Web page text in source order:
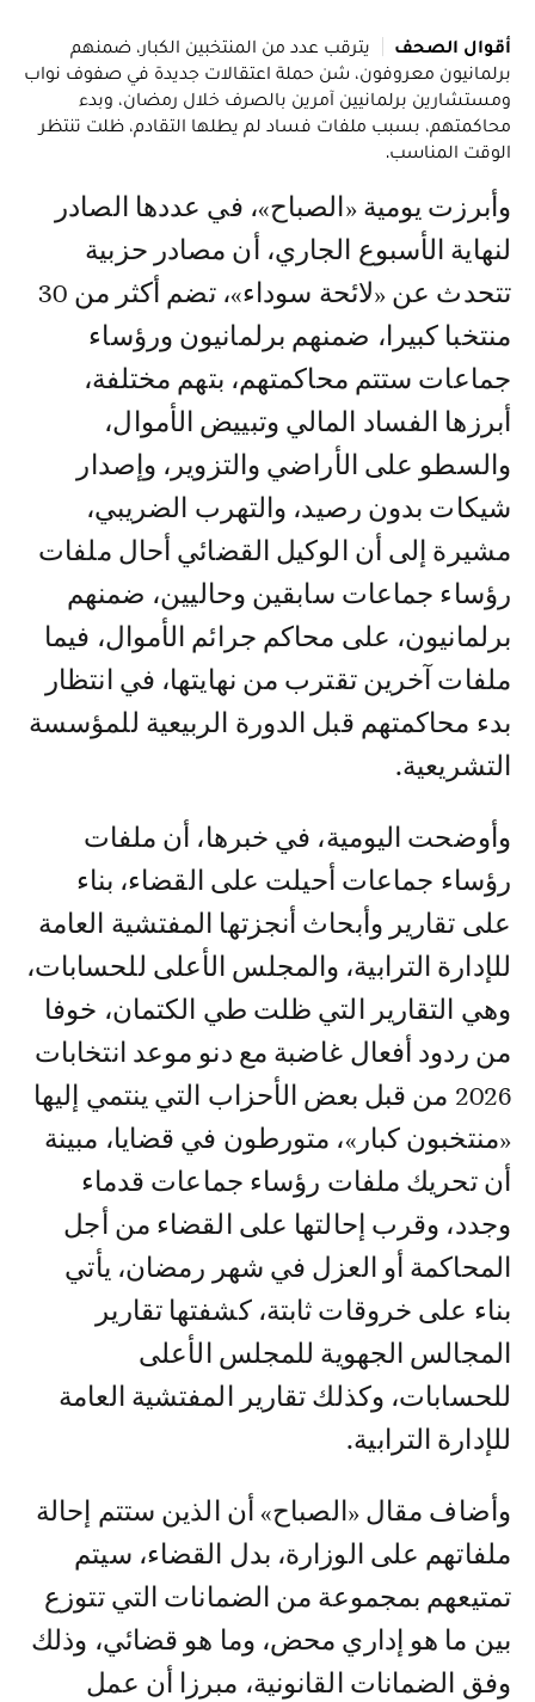
أقوال الصحف
يترقب عدد من المنتخبين الكبار، ضمنهم
برلمانيون معروفون، شن حملة اعتقالات جديدة في صفوف نواب
ومستشارين برلمانيين آمرين بالصرف خلال رمضان، وبدء
محاكمتهم، بسبب ملفات فساد لم يطلها التقادم، ظلت تنتظر
الوقت المناسب.
وأبرزت يومية «الصباح»، في عددها الصادر
لنهاية الأسبوع الجاري، أن مصادر حزبية
تتحدث عن «لائحة سوداء»، تضم أكثر من 30
منتخبا كبيرا، ضمنهم برلمانيون ورؤساء
جماعات ستتم محاكمتهم، بتهم مختلفة،
أبرزها الفساد المالي وتبييض الأموال،
والسطو على الأراضي والتزوير، وإصدار
شيكات بدون رصيد، والتهرب الضريبي،
مشيرة إلى أن الوكيل القضائي أحال ملفات
رؤساء جماعات سابقين وحاليين، ضمنهم
برلمانيون، على محاكم جرائم الأموال، فيما
ملفات آخرين تقترب من نهايتها، في انتظار
بدء محاكمتهم قبل الدورة الربيعية للمؤسسة
التشريعية.
وأوضحت اليومية، في خبرها، أن ملفات
رؤساء جماعات أحيلت على القضاء، بناء
على تقارير وأبحاث أنجزتها المفتشية العامة
للإدارة الترابية، والمجلس الأعلى للحسابات،
وهي التقارير التي ظلت طي الكتمان، خوفا
من ردود أفعال غاضبة مع دنو موعد انتخابات
2026 من قبل بعض الأحزاب التي ينتمي إليها
«منتخبون كبار»، متورطون في قضايا، مبينة
أن تحريك ملفات رؤساء جماعات قدماء
وجدد، وقرب إحالتها على القضاء من أجل
المحاكمة أو العزل في شهر رمضان، يأتي
بناء على خروقات ثابتة، كشفتها تقارير
المجالس الجهوية للمجلس الأعلى
للحسابات، وكذلك تقارير المفتشية العامة
للإدارة الترابية.
وأضاف مقال «الصباح» أن الذين ستتم إحالة
ملفاتهم على الوزارة، بدل القضاء، سيتم
تمتيعهم بمجموعة من الضمانات التي تتوزع
بين ما هو إداري محض، وما هو قضائي، وذلك
وفق الضمانات القانونية، مبرزا أن عمل